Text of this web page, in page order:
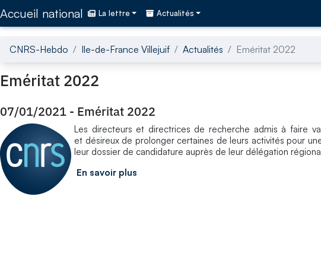
Accueil national La lettre Actualités
CNRS-Hebdo Ile-de-France Villejuif Actualités Eméritat 2022
Eméritat 2022
07/01/2021 - Eméritat 2022
Les directeurs et directrices de recherche admis à faire
et désireux de prolonger certaines de leurs activités pour
leur dossier de candidature auprès de leur délégation
En savoir plus